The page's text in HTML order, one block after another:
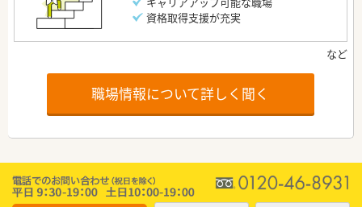
資格取得支援が充実
職場情報について詳しく聞く